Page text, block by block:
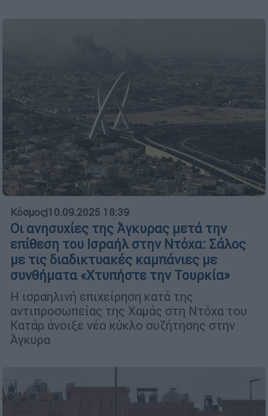
Κόσμος|10.09.2025 18:39
Οι ανησυχίες της Άγκυρας μετά την
επίθεση του Ισραήλ στην Ντόχα: Σάλος
με τις διαδικτυακές καμπάνιες με
συνθήματα «Χτυπήστε την Τουρκία»
Η ισραηλινή επιχείρηση κατά της
αντιπροσωπείας της Χαμάς στη Ντόχα του
Κατάρ άνοιξε νέο κύκλο συζήτησης στην
Άγκυρα